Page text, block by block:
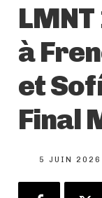
à
et
Final
5 JUIN 2026